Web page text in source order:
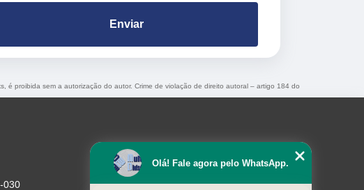
Enviar
é proibida sem a autorização do autor. Crime de violação de direito autoral – artigo 184 do
030
Olá! Fale agora pelo WhatsApp.